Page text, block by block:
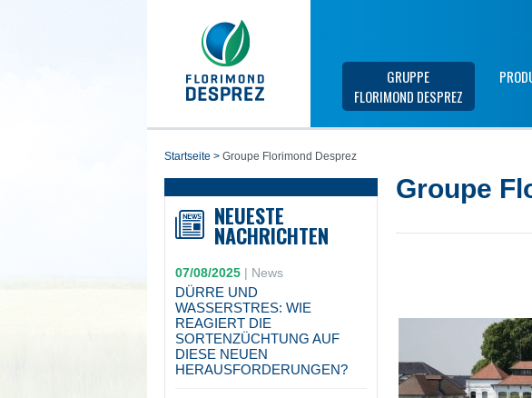
GRUPPE
FLORIMOND DESPREZ
startseite > Groupe Florimond Desprez
NEUESTE
NACHRICHTEN
07/08/2025| News
DÜRRE UND
WASSERSTRES: WIE
REAGIERT DIE
SORTENZÜCHTUNG AUF
DIESE NEUEN
HERAUSFORDERUNGEN?
Groupe